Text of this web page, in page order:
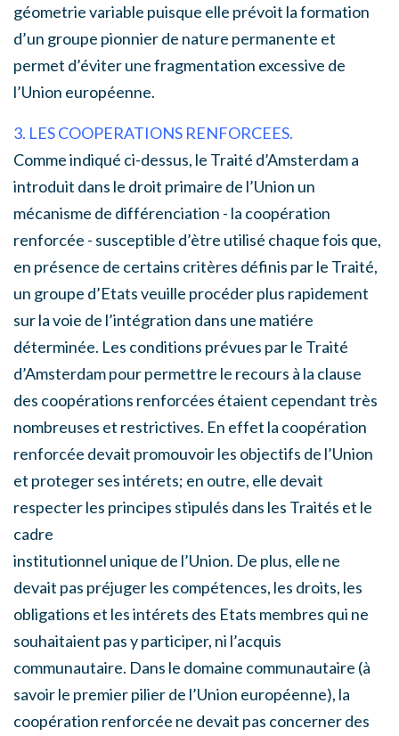
géometrie variable puisque elle prévoit la formation
d’un groupe pionnier de nature permanente et
permet d’éviter une fragmentation excessive de
l’Union européenne.
3. LES COOPERATIONS RENFORCEES.
Comme indiqué ci-dessus, le Traité d’Amsterdam a
introduit dans le droit primaire de l’Union un
mécanisme de différenciation - la coopération
renforcée - susceptible d’ètre utilisé chaque fois que,
en présence de certains critères définis par le Traité,
un groupe d’Etats veuille procéder plus rapidement
sur la voie de l’intégration dans une matiére
déterminée. Les conditions prévues par le Traité
d’Amsterdam pour permettre le recours à la clause
des coopérations renforcées étaient cependant très
nombreuses et restrictives. En effet la coopération
renforcée devait promouvoir les objectifs de l’Union
et proteger ses intérets; en outre, elle devait
respecter les principes stipulés dans les Traités et le
cadre
institutionnel unique de l’Union. De plus, elle ne
devait pas préjuger les compétences, les droits, les
obligations et les intérets des Etats membres qui ne
souhaitaient pas y participer, ni l’acquis
communautaire. Dans le domaine communautaire (à
savoir le premier pilier de l’Union européenne), la
coopération renforcée ne devait pas concerner des